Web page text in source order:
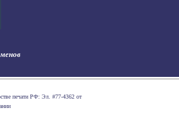
печати РФ: Эл. #77-4362 от